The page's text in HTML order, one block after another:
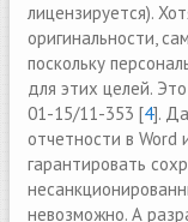
лицензируется).
оригинальности,
поскольку
для этих целей.
01-15/11-353 [4].
отчетности в Word
гарантировать
невозможно. А